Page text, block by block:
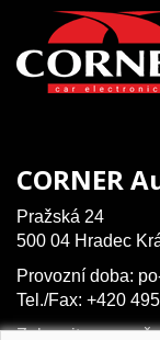
CORNER
Pražská 24
500 04 Hradec
Provozní doba:
Tel./Fax: +420
Zobrazit na mapě,